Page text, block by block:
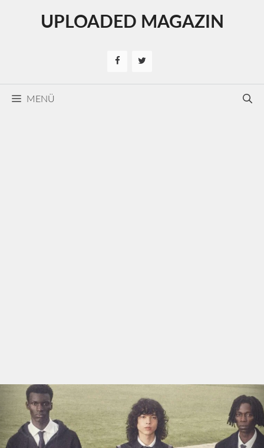
UPLOADED MAGAZIN
MENÜ